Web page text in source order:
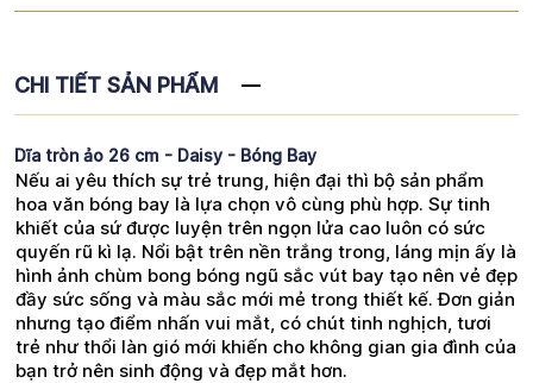
CHI TIẾT SẢN PHẨM
Dĩa tròn ảo 26 cm - Daisy - Bóng Bay
Nếu ai yêu thích sự trẻ trung, hiện đại thì bộ sản phẩm
hoa văn bóng bay là lựa chọn vô cùng phù hợp. Sự tinh
khiết của sứ được luyện trên ngọn lửa cao luôn có sức
quyến rũ kì lạ. Nổi bật trên nền trắng trong, láng mịn ấy là
hình ảnh chùm bong bóng ngũ sắc vút bay tạo nên vẻ đẹp
đầy sức sống và màu sắc mới mẻ trong thiết kế. Đơn giản
nhưng tạo điểm nhấn vui mắt, có chút tinh nghịch, tươi
trẻ như thổi làn gió mới khiến cho không gian gia đình của
bạn trở nên sinh động và đẹp mắt hơn.